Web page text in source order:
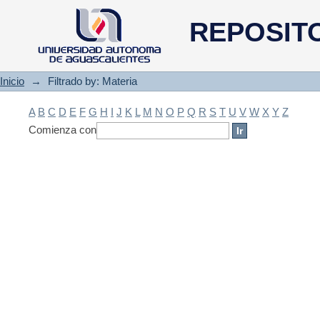
Filtrado by: Materia
Inicio → Filtrado by: Materia
A B C D E F G H I J K L M N O P Q R S T U V W X Y Z
Comienza con